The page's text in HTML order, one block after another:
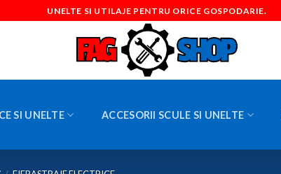
UNELTE SI UTILAJE PENTRU ORICE GOSPODARIE.
SI UNELTE ACCESORII SCULE SI UNELTE